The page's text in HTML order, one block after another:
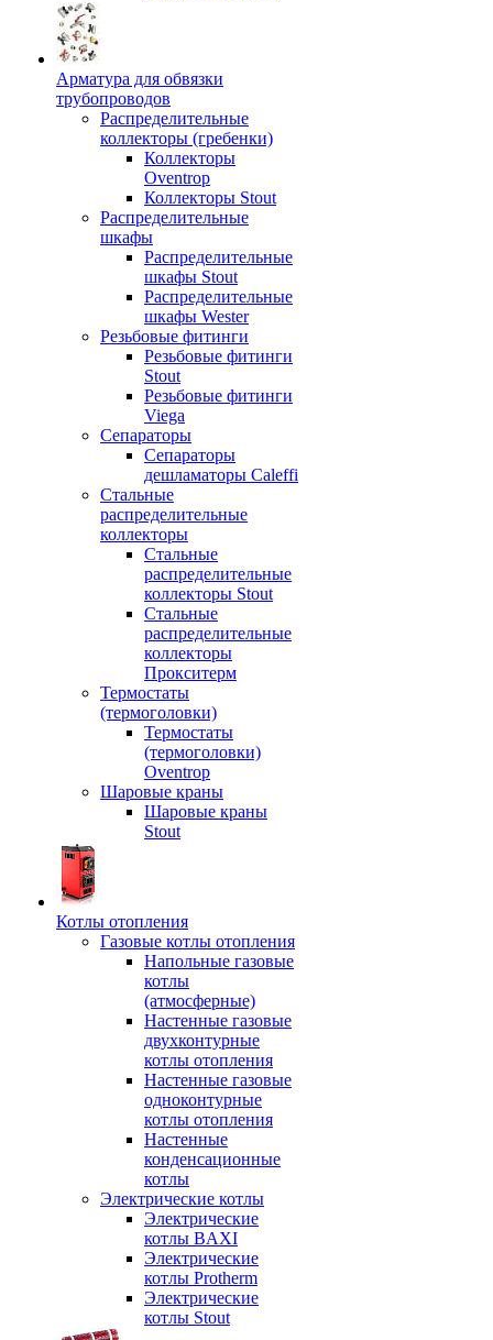
Арматура для обвязки
трубопроводов
Распределительные
коллекторы (гребенки)
Коллекторы
Oventrop
Коллекторы Stout
Распределительные
шкафы
Распределительные
шкафы Stout
Распределительные
шкафы Wester
Резьбовые фитинги
Резьбовые фитинги
Stout
Резьбовые фитинги
Viega
Сепараторы
Сепараторы
дешламаторы Caleffi
Стальные
распределительные
коллекторы
Стальные
распределительные
коллекторы Stout
Стальные
распределительные
коллекторы
Прокситерм
Термостаты
(термоголовки)
Термостаты
(термоголовки)
Oventrop
Шаровые краны
Шаровые краны
Stout
Котлы отопления
Газовые котлы отопления
Напольные газовые
котлы
(атмосферные)
Настенные газовые
двухконтурные
котлы отопления
Настенные газовые
одноконтурные
котлы отопления
Настенные
конденсационные
котлы
Электрические котлы
Электрические
котлы BAXI
Электрические
котлы Protherm
Электрические
котлы Stout